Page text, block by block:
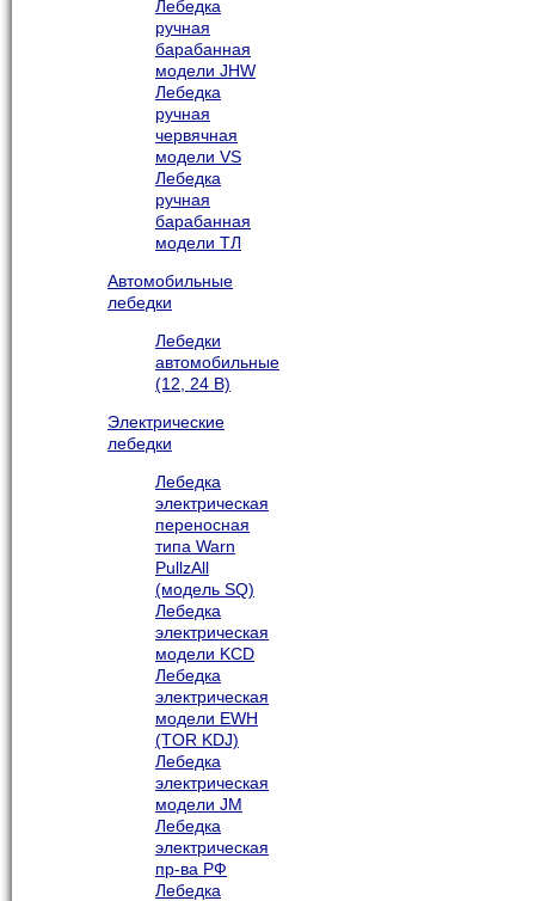
Лебедка
ручная
барабанная
модели JHW
Лебедка
ручная
червячная
модели VS
Лебедка
ручная
барабанная
модели ТЛ
Автомобильные
лебедки
Лебедки
автомобильные
(12, 24 В)
Электрические
лебедки
Лебедка
электрическая
переносная
типа Warn
PullzAll
(модель SQ)
Лебедка
электрическая
модели KCD
Лебедка
электрическая
модели EWH
(TOR KDJ)
Лебедка
электрическая
модели JM
Лебедка
электрическая
пр-ва РФ
Лебедка